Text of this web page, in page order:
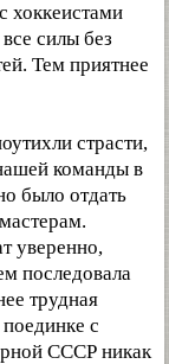
хоккеистами
силы без
Тем приятнее
страсти,
команды в
было отдать
уверенно,
последовала
трудная
с
СССР никак